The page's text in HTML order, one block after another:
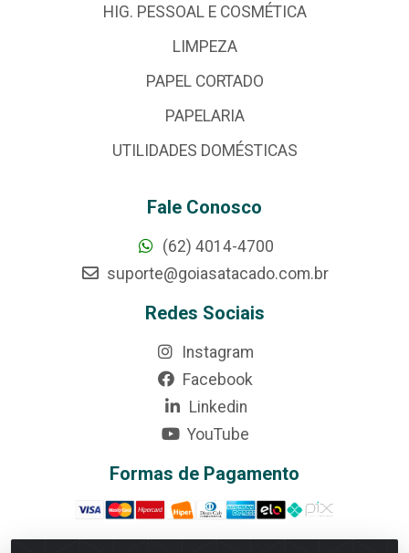
HIG. PESSOAL E COSMÉTICA
LIMPEZA
PAPEL CORTADO
PAPELARIA
UTILIDADES DOMÉSTICAS
Fale Conosco
(62) 4014-4700
suporte@goiasatacado.com.br
Redes Sociais
Instagram
Facebook
Linkedin
YouTube
Formas de Pagamento